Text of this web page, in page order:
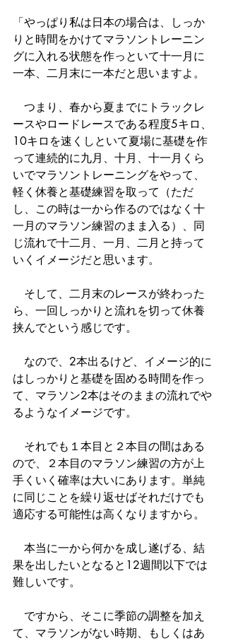
「やっぱり私は日本の場合は、しっか
りと時間をかけてマラソントレーニン
グに入れる状態を作っといて十一月に
一本、二月末に一本だと思いますよ。
つまり、春から夏までにトラックレ
ースやロードレースである程度5キロ、
10キロを速くしといて夏場に基礎を作
って連続的に九月、十月、十一月くら
いでマラソントレーニングをやって、
軽く休養と基礎練習を取って（ただ
し、この時は一から作るのではなく十
一月のマラソン練習のまま入る）、同
じ流れで十二月、一月、二月と持って
いくイメージだと思います。
そして、二月末のレースが終わった
ら、一回しっかりと流れを切って休養
挟んでという感じです。
なので、2本出るけど、イメージ的に
はしっかりと基礎を固める時間を作っ
て、マラソン2本はそのままの流れでや
るようなイメージです。
それでも１本目と２本目の間はある
ので、２本目のマラソン練習の方が上
手くいく確率は大いにあります。単純
に同じことを繰り返せばそれだけでも
適応する可能性は高くなりますから。
本当に一から何かを成し遂げる、結
果を出したいとなると12週間以下では
難しいです。
ですから、そこに季節の調整を加え
て、マラソンがない時期、もしくはあ